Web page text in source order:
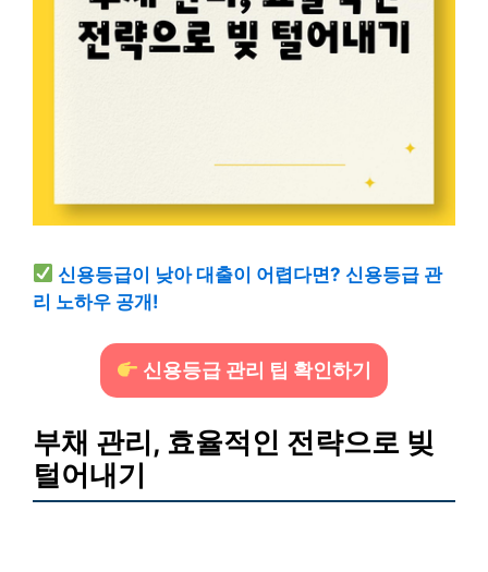
신용등급이 낮아 대출이 어렵다면? 신용등급 관
리 노하우 공개!
신용등급 관리 팁 확인하기
부채 관리, 효율적인 전략으로 빚
털어내기